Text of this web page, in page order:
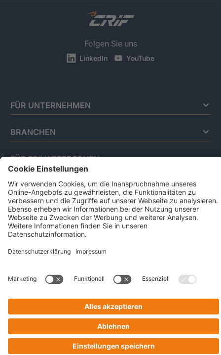
Folgen Sie uns
LinkedIn YouTube
FÜR UNTERNEHMEN
BRANCHEN
FÜR PRIVATPERSONEN
Impressum
Datenschutz
Code Of Conduct
AGB Für Leistungen Im Risiko- Und
Chancenmanagement
Business Ethics Policy
Victor-Gollancz-Straße 5 | 76137 Karlsruhe
Company with Management System Certified by DNV - ISO
9001, ISO 45001, ISO/IEC 27001, ISO 14001